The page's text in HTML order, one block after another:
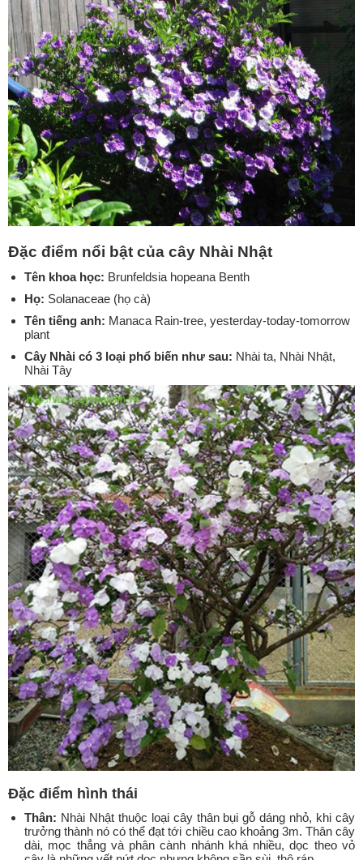
Đặc điểm nổi bật của cây Nhài Nhật
Tên khoa học: Brunfeldsia hopeana Benth
Họ: Solanaceae (họ cà)
Tên tiếng anh: Manaca Rain-tree, yesterday-today-tomorrow
plant
Cây Nhài có 3 loại phổ biến như sau: Nhài ta, Nhài Nhật,
Nhài Tây
Đặc điểm hình thái
Thân: Nhài Nhật thuộc loại cây thân bụi gỗ dáng nhỏ, khi cây
trưởng thành nó có thể đạt tới chiều cao khoảng 3m. Thân cây
dài, mọc thẳng và phân cành nhánh khá nhiều, dọc theo vỏ